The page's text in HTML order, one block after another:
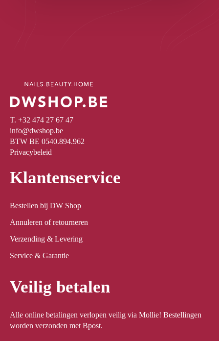
T. +32 474 27 67 47
info@dwshop.be
BTW BE 0540.894.962
Privacybeleid
Klantenservice
Bestellen bij DW Shop
Annuleren of retourneren
Verzending & Levering
Service & Garantie
Veilig betalen
Alle online betalingen verlopen veilig via Mollie! Bestellingen
worden verzonden met Bpost.